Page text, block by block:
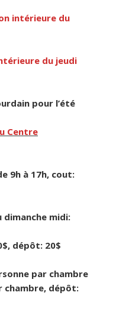
intérieure du
du jeudi
pour l’été
Centre
9h à 17h, cout:
midi:
dépôt: 20$
par chambre
chambre, dépôt: